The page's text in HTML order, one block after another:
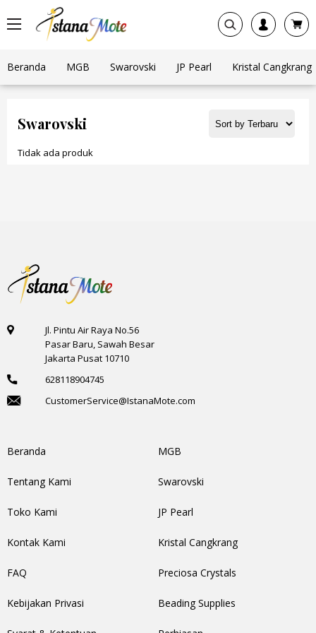
Beranda MGB Swarovski JP Pearl Kristal Cangkrang
Swarovski
Tidak ada produk
Jl. Pintu Air Raya No.56
Pasar Baru, Sawah Besar
Jakarta Pusat 10710
628118904745
CustomerService@IstanaMote.com
Beranda
Tentang Kami
Toko Kami
Kontak Kami
FAQ
Kebijakan Privasi
MGB
Swarovski
JP Pearl
Kristal Cangkrang
Preciosa Crystals
Beading Supplies